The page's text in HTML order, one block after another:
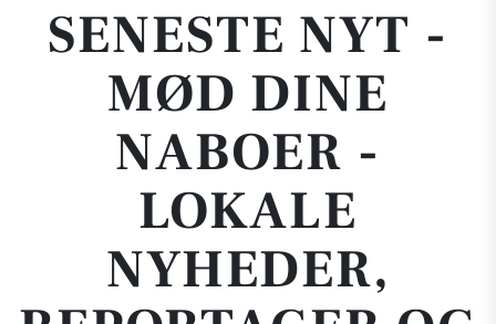
SENESTE NYT -
MØD DINE
NABOER -
LOKALE
NYHEDER,